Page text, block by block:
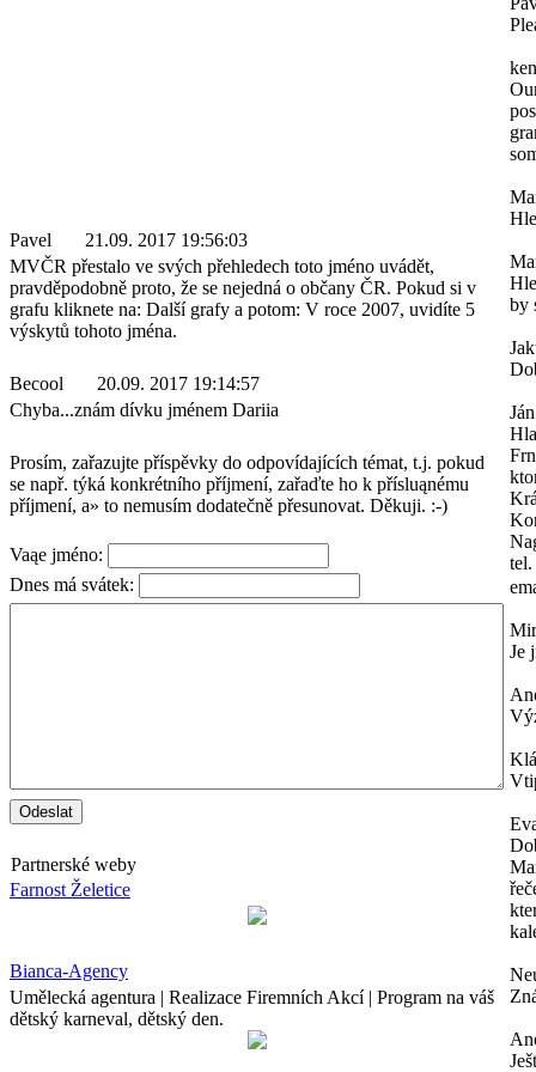
Pavel
21.09. 2017 19:56:03
MVČR přestalo ve svých přehledech toto jméno uvádět,
pravděpodobně proto, že se nejedná o občany ČR. Pokud si v
grafu kliknete na: Další grafy a potom: V roce 2007, uvidíte 5
výskytů tohoto jména.
Becool
20.09. 2017 19:14:57
Chyba...znám dívku jménem Dariia
Prosím, zařazujte příspěvky do odpovídajících témat, t.j. pokud
se např. týká konkrétního příjmení, zařaďte ho k přísluąnému
příjmení, a» to nemusím dodatečně přesunovat. Děkuji. :-)
Vaąe jméno:
Dnes má svátek:
Partnerské weby
Farnost Želetice
Bianca-Agency
Umělecká agentura | Realizace Firemních Akcí | Program na váš
dětský karneval, dětský den.
by
Ján
Je